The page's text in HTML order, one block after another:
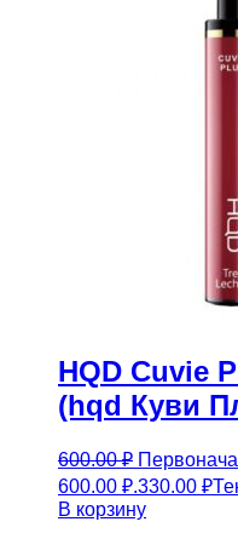
HQD Cuvie
(hqd Куви
600.00₽
600.00 ₽.330.00 ₽
В корзину